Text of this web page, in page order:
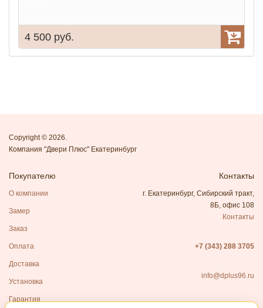
4 500 руб.
Copyright © 2026.
Компания "Двери Плюс" Екатеринбург
Покупателю
О компании
Замер
Заказ
Оплата
Доставка
Установка
Гарантия
Контакты
г. Екатеринбург, Сибирский тракт,
8Б, офис 108
Контакты
+7 (343) 288 3705
info@dplus96.ru